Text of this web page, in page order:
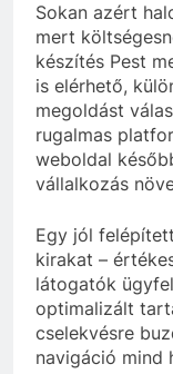
Sokan azért
mert
készítés Pest
is elérhető,
megoldást
rugalmas
weboldal
vállalkozás
Egy jól
kirakat –
látogatók
optimalizált
cselekvésre
navigáció mind